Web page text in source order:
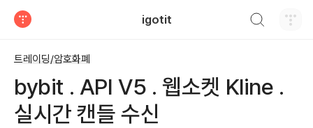
igotit
트레이딩/암호화폐
bybit . API V5 . 웹소켓 Kline .
실시간 캔들 수신